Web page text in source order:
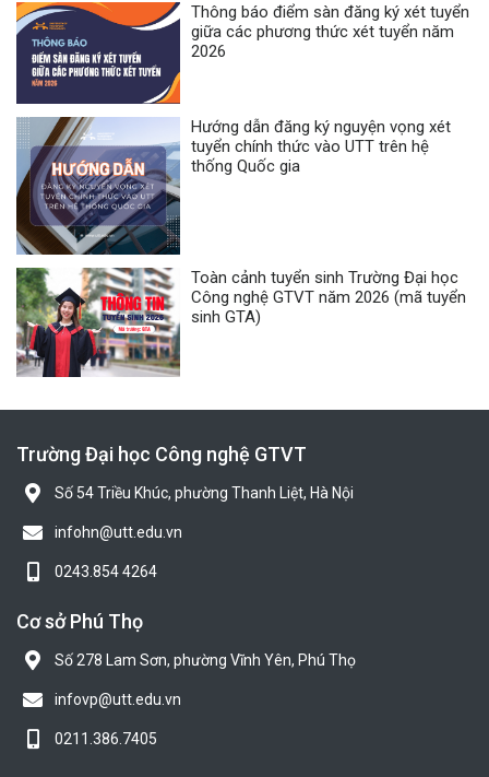
Thông báo điểm sàn đăng ký xét tuyển
giữa các phương thức xét tuyển năm
2026
Hướng dẫn đăng ký nguyện vọng xét
tuyển chính thức vào UTT trên hệ
thống Quốc gia
Toàn cảnh tuyển sinh Trường Đại học
Công nghệ GTVT năm 2026 (mã tuyển
sinh GTA)
Trường Đại học Công nghệ GTVT
Số 54 Triều Khúc, phường Thanh Liệt, Hà Nội
infohn@utt.edu.vn
0243.854 4264
Cơ sở Phú Thọ
Số 278 Lam Sơn, phường Vĩnh Yên, Phú Thọ
infovp@utt.edu.vn
0211.386.7405